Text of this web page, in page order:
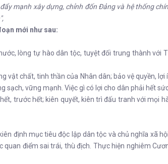
mạnh xây dựng, chỉnh đốn Đảng và hệ thống
mới như sau:
lòng tự hào dân tộc, tuyệt đối trung thành với
chất, tinh thần của Nhân dân; bảo vệ quyền,
vững mạnh. Việc gì có lợi cho dân phải hết
trước hết; kiên quyết, kiên trì đấu tranh với mọi
định mục tiêu độc lập dân tộc và chủ nghĩa xã
điểm sai trái, thù địch. Thực hiện nghiêm